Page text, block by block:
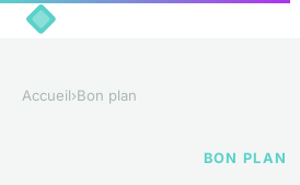
Accueil›Bon plan
BON PLAN